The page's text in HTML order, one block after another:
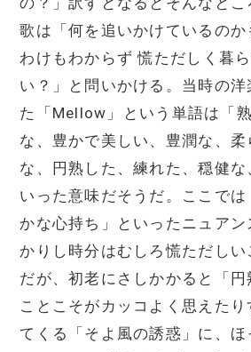
歌は「何を追いかけているのか
わけもわからず 慌ただしく暮
い？」と問いかける。当時の
た「Mellow」という単語は「
な、豊かで美しい、豊潤な、
な、円熟した、練れた、穏健な
いった意味だそうだ。ここで
かな心持ち」といったニュア
かりし時分はむしろ慌ただし
だが、初老にさしかかると「円
ことこそがカッコよく思えたり
てくる「そよ風の誘惑」に、